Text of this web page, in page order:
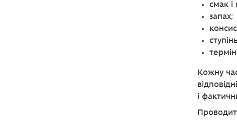
смак і
запах;
Кожну
і